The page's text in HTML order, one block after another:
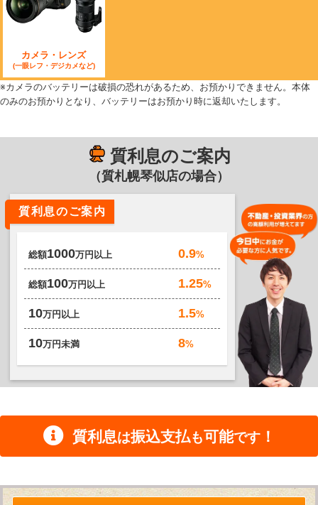
カメラ・レンズ
(一眼レフ・デジカメなど)
※カメラのバッテリーは破損の恐れがあるため、お預かりできません。本体
のみのお預かりとなり、バッテリーはお預かり時に返却いたします。
質利息のご案内
（質札幌琴似店の場合）
質利息のご案内
総額1000万円以上 0.9%
総額100万円以上 1.25%
10万円以上 1.5%
10万円未満 8%
質利息は振込支払も可能です！